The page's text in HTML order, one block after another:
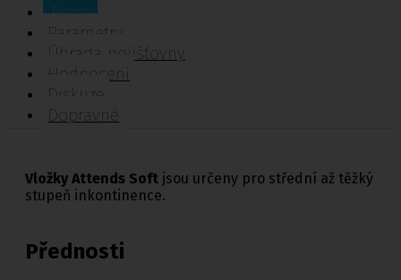
Popis
Parametry
Úhrada pojišťovny
Hodnocení
Diskuze
Dopravné
Vložky Attends Soft jsou určeny pro střední až těžký
stupeň inkontinence.
Přednosti